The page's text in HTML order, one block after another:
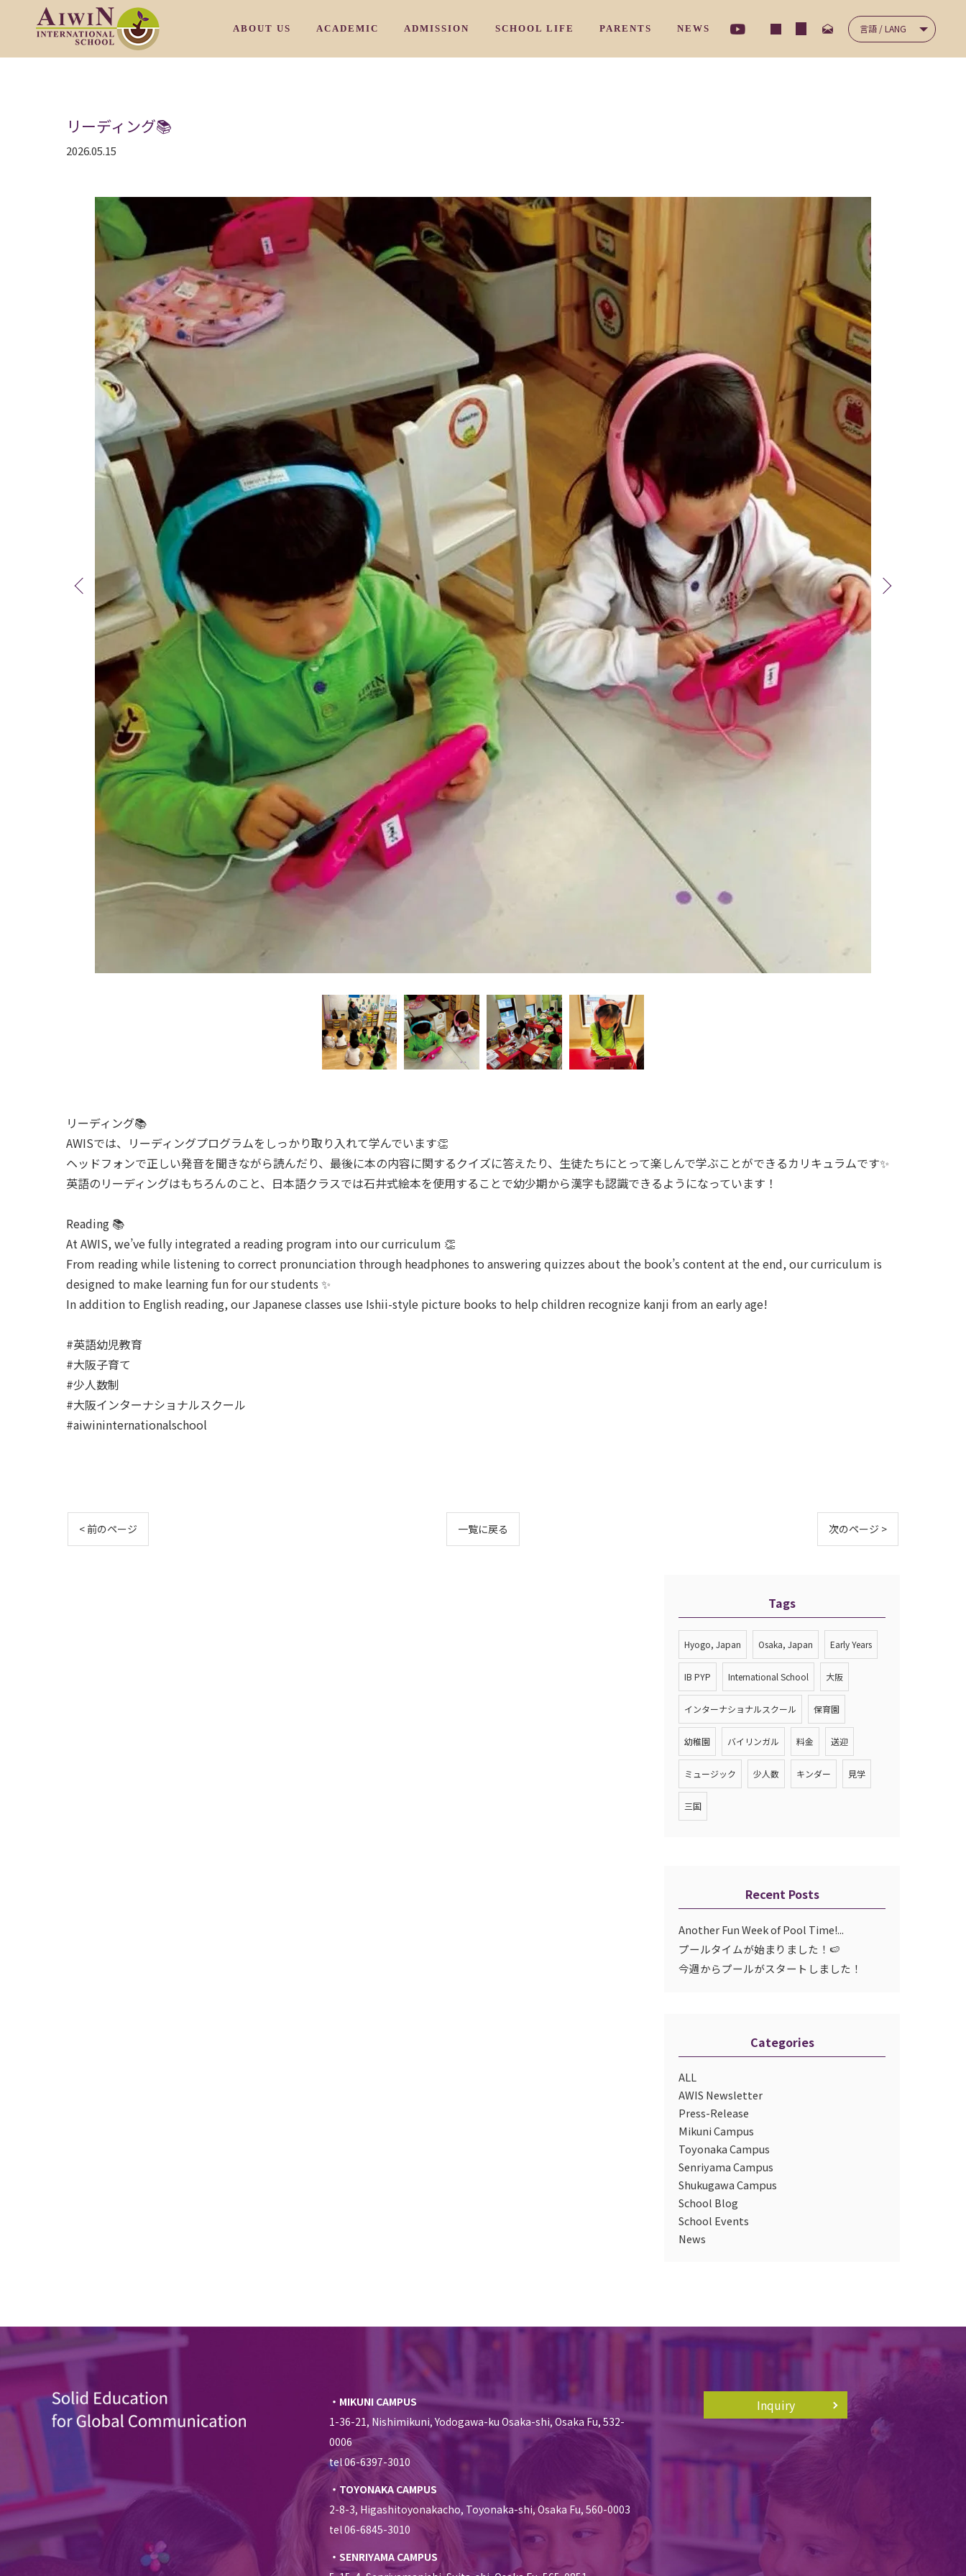
ABOUT US
OUR CAMPUS SENRIYAMA/ 千里山校
OUR CAMPUS SHUKUGAWA
OUR FACULTY / スタッフ紹介
ACADEMIC ADMISSION SCHOOL LIFE
JUNIOR KINDY/ ジュニアキンディ
KINDY
PARENTS NEWS 言語 / LANG
リーディング📚
2026.05.15
リーディング📚
AWISでは、リーディングプログラムをしっかり取り入れて学んでいます👏
ヘッドフォンで正しい発音を聞きながら読んだり、最後に本の内容に関するクイズに答えたり、生徒たちにとって楽しんで学ぶことができるカリキュラムです✨
英語のリーディングはもちろんのこと、日本語クラスでは石井式絵本を使用することで幼少期から漢字も認識できるようになっています！
Reading 📚
At AWIS, we’ve fully integrated a reading program into our curriculum 👏
From reading while listening to correct pronunciation through headphones to answering quizzes about the book’s content at the end, our curriculum is
designed to make learning fun for our students ✨
In addition to English reading, our Japanese classes use Ishii-style picture books to help children recognize kanji from an early age!
#英語幼児教育
#大阪子育て
#少人数制
#大阪インターナショナルスクール
#aiwininternationalschool
< 前のページ 一覧に戻る 次のページ >
Categories
ALL
AWIS Newsletter
Press-Release
Mikuni Campus
Toyonaka Campus
Senriyama Campus
Shukugawa Campus
School Blog
School Events
News
Recent Posts
Another Fun Week of Pool Time!...
プールタイムが始まりました！🍉
今週からプールがスタートしました！
Tags
Hyogo, Japan Osaka, Japan Early Years
IB PYP International School 大阪
インターナショナルスクール 保育園
幼稚園 バイリンガル 料金 送迎
ミュージック 少人数 キンダー 見学
三国
・MIKUNI CAMPUS
1-36-21, Nishimikuni, Yodogawa-ku Osaka-shi, Osaka Fu, 532-
0006
tel 06-6397-3010
・TOYONAKA CAMPUS
2-8-3, Higashitoyonakacho, Toyonaka-shi, Osaka Fu, 560-0003
tel 06-6845-3010
・SENRIYAMA CAMPUS
Inquiry